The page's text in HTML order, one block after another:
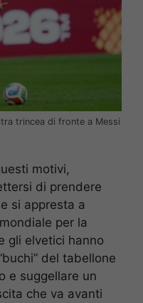
trincea di fronte a Messi
motivi,
di prendere
si appresta a
per la
gli elvetici hanno
del tabellone
e suggellare un
che va avanti